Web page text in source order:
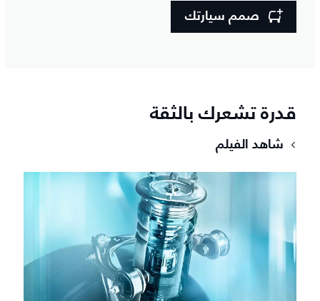
صمم سيارتك
قدرة تشعرك بالثقة
شاهد الفيلم